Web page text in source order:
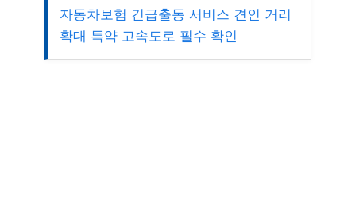
자동차보험 긴급출동 서비스 견인 거리
확대 특약 고속도로 필수 확인